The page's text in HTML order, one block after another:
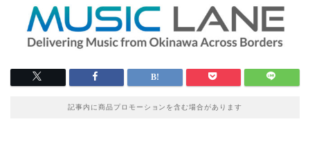
記事内に商品プロモーションを含む場合があります